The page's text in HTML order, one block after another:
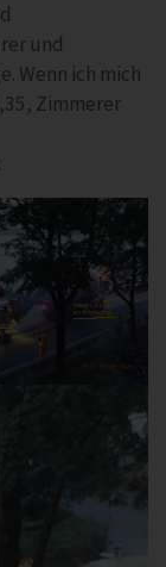
und
Wenn ich mich
Zimmerer